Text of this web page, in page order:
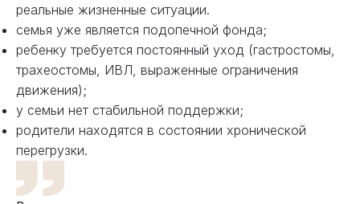
реальные жизненные ситуации.
семья уже является подопечной фонда;
ребенку требуется постоянный уход (гастростомы,
трахеостомы, ИВЛ, выраженные ограничения
движения);
у семьи нет стабильной поддержки;
родители находятся в состоянии хронической
перегрузки.